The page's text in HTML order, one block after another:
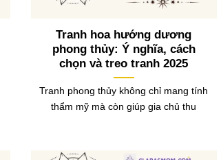
Tranh hoa hướng dương
phong thủy: Ý nghĩa, cách
chọn và treo tranh 2025
Tranh phong thủy không chỉ mang tính
thẩm mỹ mà còn giúp gia chủ thu